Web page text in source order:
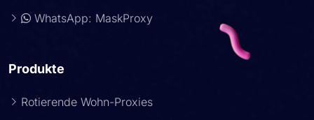
WhatsApp: MaskProxy
Produkte
Rotierende Wohn-Proxies